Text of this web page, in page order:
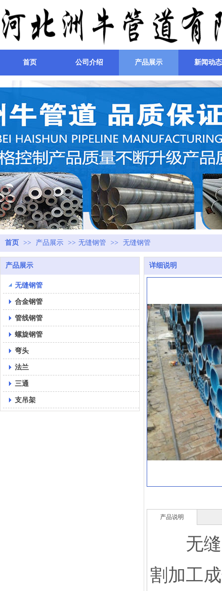
首页 公司介绍 产品展示 新闻动态
首页 >> 产品展示 >> 无缝钢管 >> 无缝钢管
产品展示
无缝钢管
合金钢管
管线钢管
螺旋钢管
弯头
法兰
三通
支吊架
详细说明
产品说明
无缝
割加工